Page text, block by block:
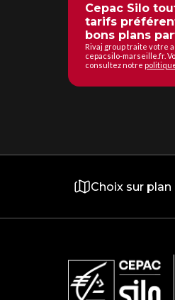
Cepac Silo
tarifs
bons plans
Rivaj group traite votre
cepacsilo-marseille.fr.
consultez notre
Choix sur plan